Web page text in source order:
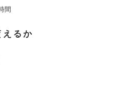
間
るか